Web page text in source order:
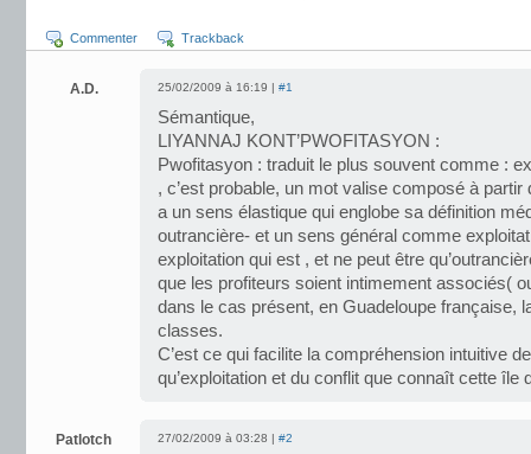
Commenter Trackback
A.D. 25/02/2009 à 16:19 | #1
Sémantique,
LIYANNAJ KONT’PWOFITASYON :
Pwofitasyon : traduit le plus souvent comme :
, c’est probable, un mot valise composé à partir
a un sens élastique qui englobe sa définition
outrancière- et un sens général comme
exploitation qui est , et ne peut être
que les profiteurs soient intimement associés(
dans le cas présent, en Guadeloupe française,
classes.
C’est ce qui facilite la compréhension intuitive
qu’exploitation et du conflit que connaît cette
Patlotch 27/02/2009 à 03:28 | #2